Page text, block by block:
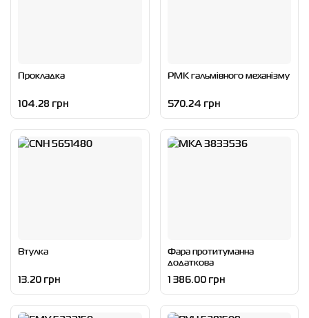
Прокладка
104.28 грн
РМК гальмівного механізму
570.24 грн
Втулка
13.20 грн
Фара протитуманна
додаткова
1 386.00 грн